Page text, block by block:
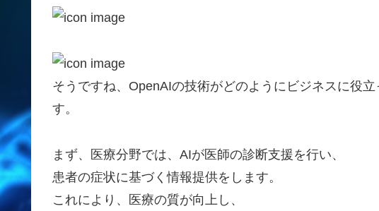
そうですね、OpenAIの技術がどのようにビジネスに役
す。
まず、医療分野では、AIが医師の診断支援を行い、
患者の症状に基づく情報提供をします。
これにより、医療の質が向上し、